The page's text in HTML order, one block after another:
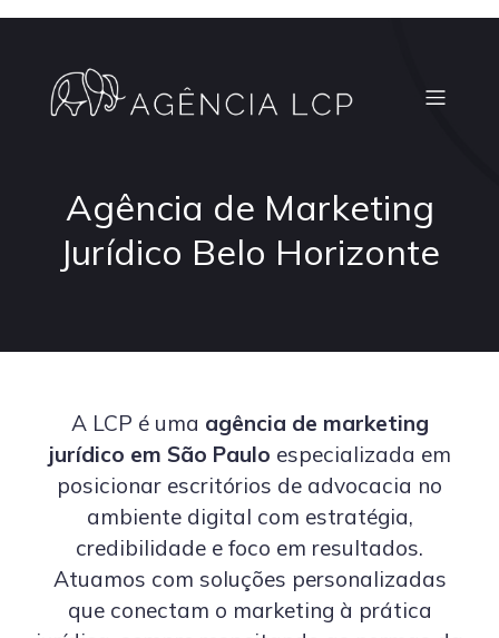
Agência de Marketing
Jurídico Belo Horizonte
A LCP é uma agência de marketing
jurídico em São Paulo especializada em
posicionar escritórios de advocacia no
ambiente digital com estratégia,
credibilidade e foco em resultados.
Atuamos com soluções personalizadas
que conectam o marketing à prática